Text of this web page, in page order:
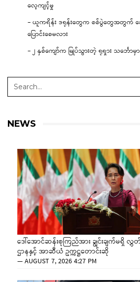
လေ့ကျင့်မှု
– ယူကရိန်း ဒရုန်းတွေက စစ်ပွဲတွေအတွက်
ပြောင်းစေမလား
– ၂ နှစ်ကျော်က မြုပ်သွားတဲ့ ရုရှား သင်္ဘေ
NEWS
ဒေါ်အောင်ဆန်းစုကြည်အား ချွင်းချက်မရှိ လွှတ်ပ
ဌာနနှင့် အာဆီယံ ဥက္ကဋ္ဌတောင်းဆို
—AUGUST 7, 2026 4:27 PM